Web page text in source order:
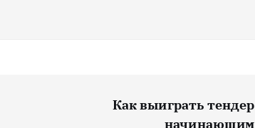
Как выиграть тендер
начинающим